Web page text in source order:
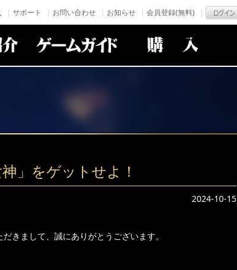
サポート お問い合わせ お知らせ 会員登録(無料)
」をゲットせよ！
2024-10-15
きまして、誠にありがとうございます。